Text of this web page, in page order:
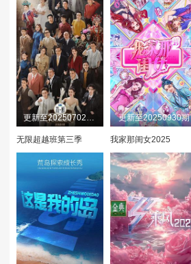
更新至20250702(直击片场)
无限超越班第三季
更新至20250930期
我家那闺女2025